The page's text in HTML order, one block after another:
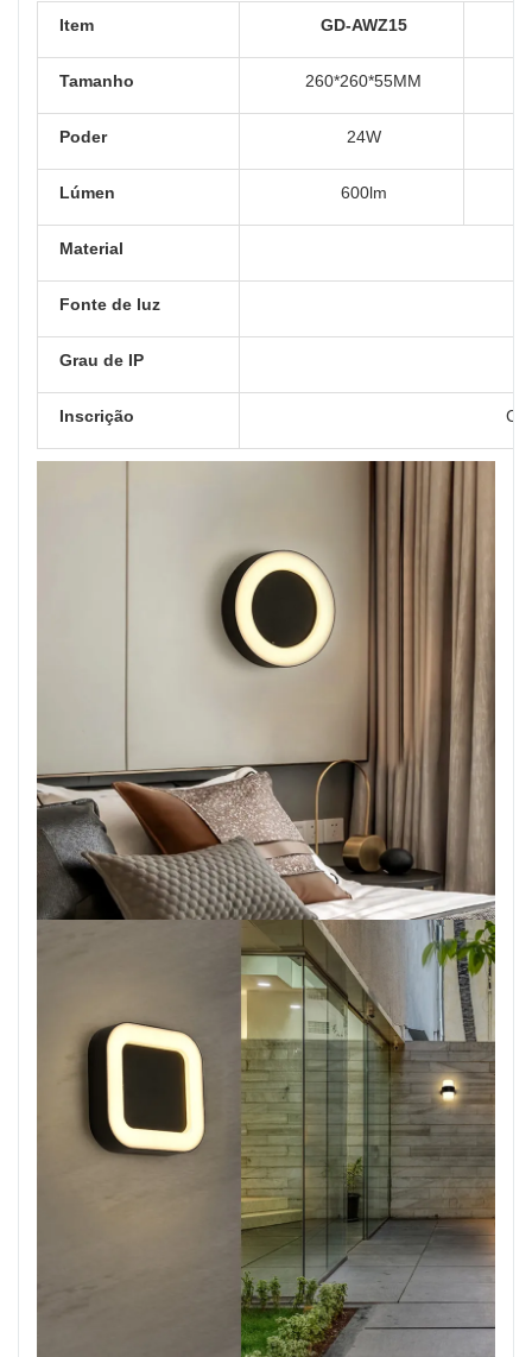
Item
GD-AWZ15
Tamanho 260*260*55MM
Poder 24W
Lúmen 600lm
Material
Fonte de luz
Grau de IP
Inscrição